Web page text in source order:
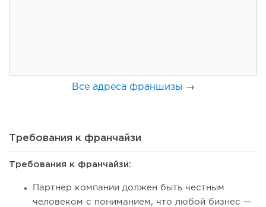
67 0
Все адреса франшизы →
Требования к франчайзи
Требования к франчайзи:
Партнер компании должен быть честным
человеком с пониманием, что любой бизнес —